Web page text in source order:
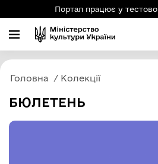
Портал працює у
Головна Колекції
БЮЛЕТЕНЬ